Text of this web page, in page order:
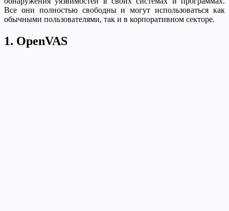
Все они полностью свободны и могут использоваться как
обычными пользователями, так и в корпоративном секторе.
1. OpenVAS